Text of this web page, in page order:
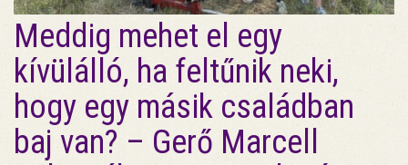
Meddig mehet el egy
kívülálló, ha feltűnik neki,
hogy egy másik családban
baj van? – Gerő Marcell